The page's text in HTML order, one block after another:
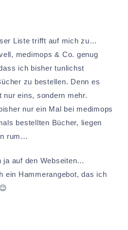
Liste trifft auf mich zu…
medimops & Co. genug
ich bisher tunlichst
zu bestellen. Denn es
eins, sondern mehr.
nur ein Mal bei medimops
bestellten Bücher, liegen
rum…
ja auf den Webseiten…
ein Hammerangebot, das ich